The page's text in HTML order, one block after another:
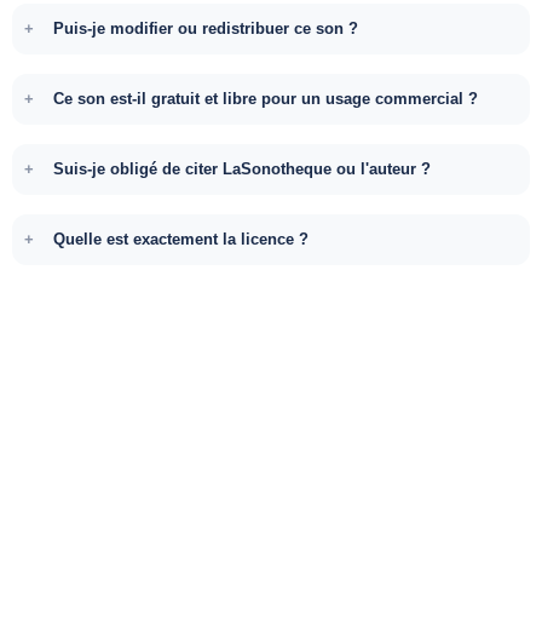
Puis-je modifier ou redistribuer ce son ?
Ce son est-il gratuit et libre pour un usage commercial ?
Suis-je obligé de citer LaSonotheque ou l'auteur ?
Quelle est exactement la licence ?